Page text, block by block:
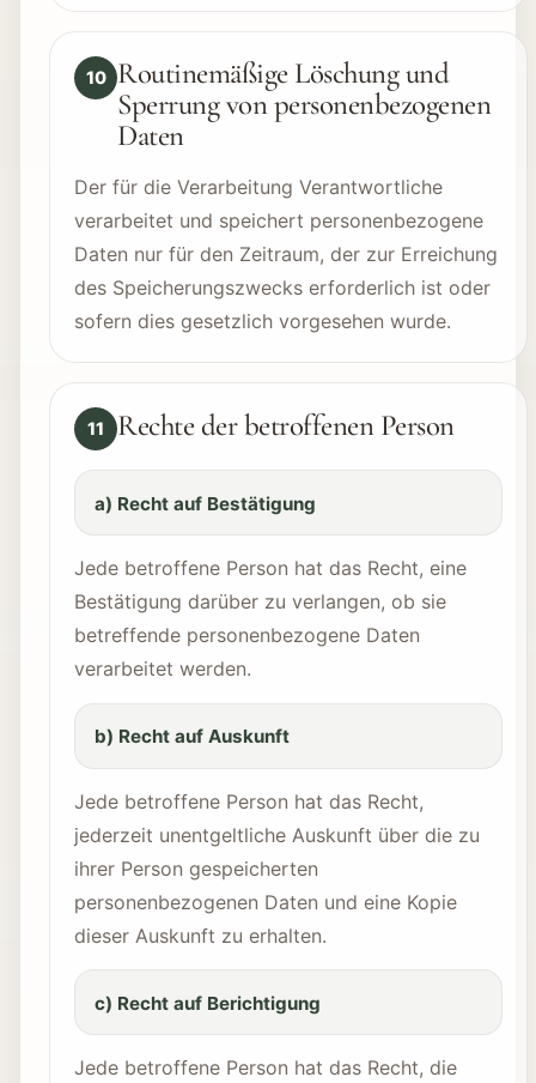
10
Routinemäßige Löschung und
Sperrung von personenbezogenen
Daten
Der für die Verarbeitung Verantwortliche
verarbeitet und speichert personenbezogene
Daten nur für den Zeitraum, der zur Erreichung
des Speicherungszwecks erforderlich ist oder
sofern dies gesetzlich vorgesehen wurde.
11 Rechte der betroffenen Person
a) Recht auf Bestätigung
Jede betroffene Person hat das Recht, eine
Bestätigung darüber zu verlangen, ob sie
betreffende personenbezogene Daten
verarbeitet werden.
b) Recht auf Auskunft
Jede betroffene Person hat das Recht,
jederzeit unentgeltliche Auskunft über die zu
ihrer Person gespeicherten
personenbezogenen Daten und eine Kopie
dieser Auskunft zu erhalten.
c) Recht auf Berichtigung
Jede betroffene Person hat das Recht, die